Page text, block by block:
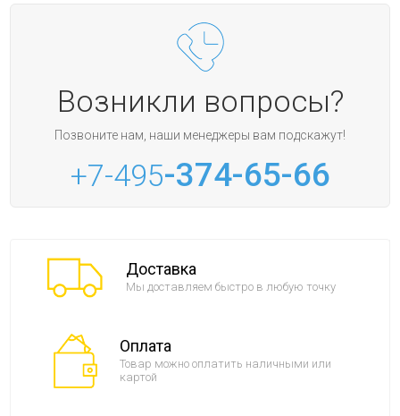
Возникли вопросы?
Позвоните нам, наши менеджеры вам подскажут!
+7-495-374-65-66
Доставка
Мы доставляем быстро в любую точку
Оплата
Товар можно оплатить наличными или
картой